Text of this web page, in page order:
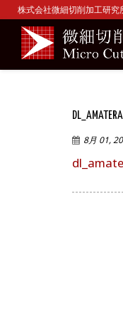
株式会社微細切削加工研
8月 01,